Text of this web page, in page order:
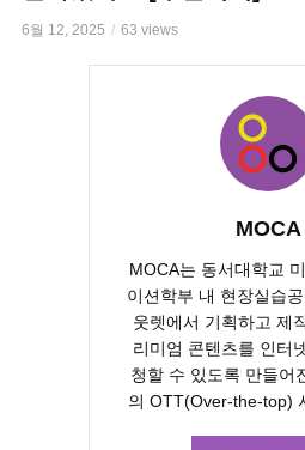
6월 12, 2025 63 views
MOCA
MOCA는 동서대학교
이션학부 내 현장실습
웃렛에서 기획하고 제
리미엄 콘텐츠를 인터
청할 수 있도록 만들어
의 OTT(Over-the-top)